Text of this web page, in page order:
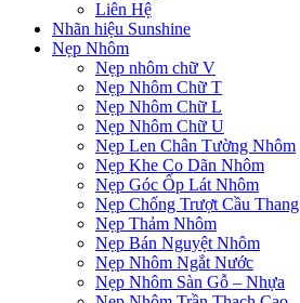
Liên Hệ
Nhãn hiệu Sunshine
Nẹp Nhôm
Nẹp nhôm chữ V
Nẹp Nhôm Chữ T
Nẹp Nhôm Chữ L
Nẹp Nhôm Chữ U
Nẹp Len Chân Tường Nhôm
Nẹp Khe Co Dãn Nhôm
Nẹp Góc Ốp Lát Nhôm
Nẹp Chống Trượt Cầu Thang
Nẹp Thảm Nhôm
Nẹp Bán Nguyệt Nhôm
Nẹp Nhôm Ngắt Nước
Nẹp Nhôm Sàn Gỗ – Nhựa